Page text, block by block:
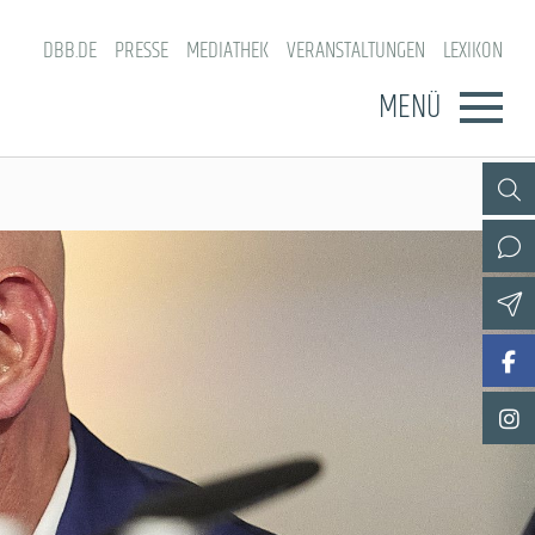
DBB.DE PRESSE MEDIATHEK VERANSTALTUNGEN LEXIKON
MENÜ